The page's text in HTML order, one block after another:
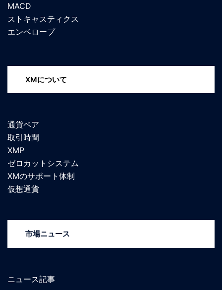
MACD
ストキャスティクス
エンベロープ
XMについて
通貨ペア
取引時間
XMP
ゼロカットシステム
XMのサポート体制
仮想通貨
市場ニュース
ニュース記事